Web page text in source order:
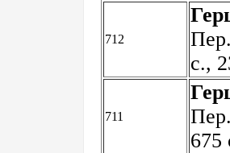
712
с.,
711